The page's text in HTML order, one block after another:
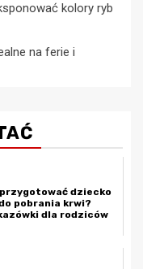
kolory ryb
na ferie i
dziecko
pobrania krwi?
dla rodziców